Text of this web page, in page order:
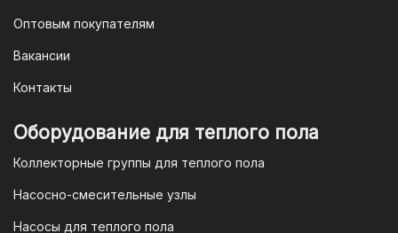
— это QR-код. После оформления
заказа мы предоставим вам
уникальный QR-код, который можно
приложении вашего банка. Это быстро,
удобно и безопасно.
юридических лиц
Оптовым покупателям
Вакансии
Контакты
Оборудование для теплого пола
Коллекторные группы для теплого пола
Насосно-смесительные узлы
Насосы для теплого пола